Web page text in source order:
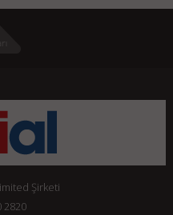
Şirketi
2820